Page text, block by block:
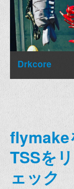
Drkcore
flymake
TSSを
ェック